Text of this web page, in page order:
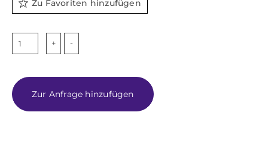
Zu Favoriten hinzufügen
BOHEMIA
Zur Anfrage hinzufügen